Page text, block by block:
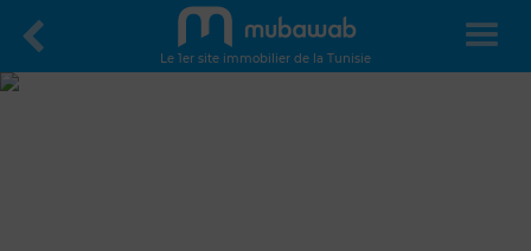
Le 1er site immobilier de la Tunisie